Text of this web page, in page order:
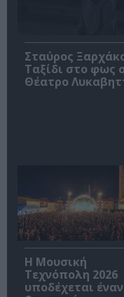
Σταύρος
Ταξίδι στο φως
Θέατρο
Η Μουσική
Τεχνόπολη 2026
υποδέχεται έναν